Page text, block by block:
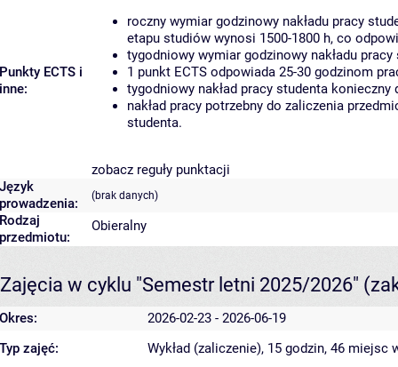
Punkty ECTS i
inne:
roczny wymiar godzinowy nakładu pracy
etapu studiów wynosi 1500-1800 h, co
tygodniowy wymiar godzinowy nakładu
1 punkt ECTS odpowiada 25-30 godzinom
tygodniowy nakład pracy studenta
nakład pracy potrzebny do zaliczenia
studenta.
zobacz reguły punktacji
Język
prowadzenia:
(brak danych)
Rodzaj
przedmiotu:
Obieralny
Zajęcia w cyklu "Semestr letni 2025/2026"
Okres:
2026-02-23 - 2026-06-19
Typ zajęć:
Wykład (zaliczenie), 15 godzin, 46 miejsc